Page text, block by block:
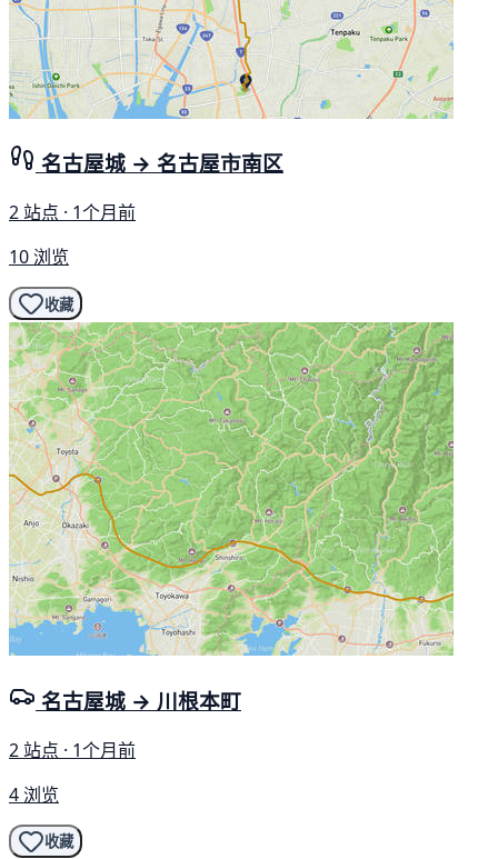
名古屋城 → 名古屋市南区
2 站点 · 1个月前
10 浏览
收藏
名古屋城 → 川根本町
2 站点 · 1个月前
4 浏览
收藏